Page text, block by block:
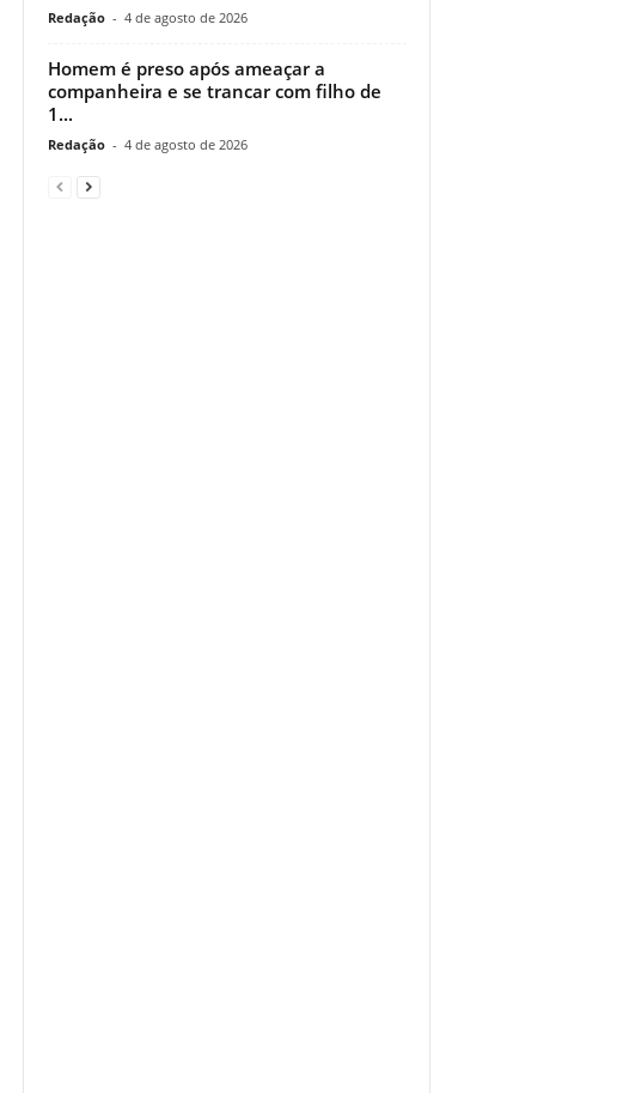
Redação - 4 de agosto de 2026
Homem é preso após ameaçar a
companheira e se trancar com filho de
1...
Redação - 4 de agosto de 2026